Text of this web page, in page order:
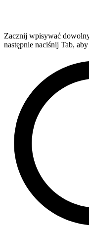
Zacznij wpisywać
następnie naciśnij Tab,